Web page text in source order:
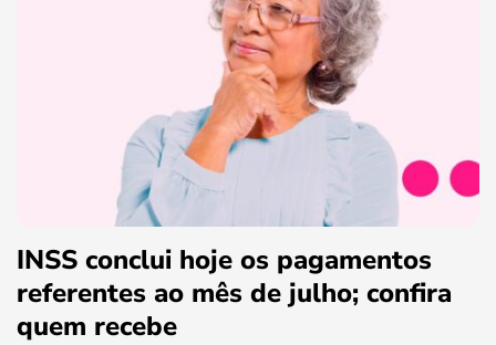
INSS conclui hoje os pagamentos
referentes ao mês de julho; confira
quem recebe